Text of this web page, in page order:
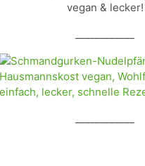
vegan & lecker!